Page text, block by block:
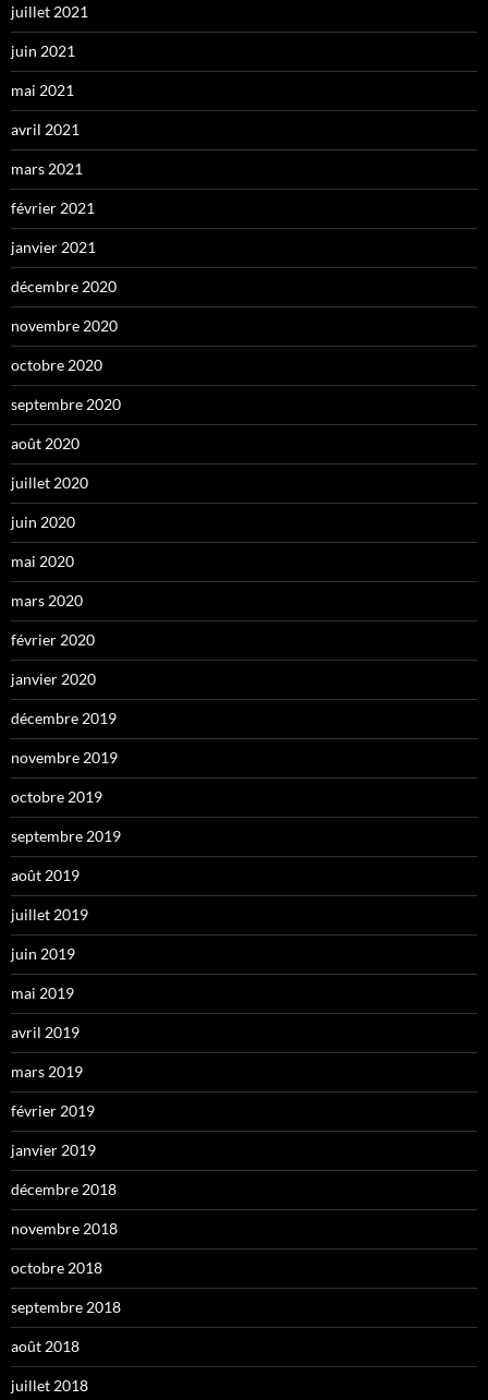
juillet 2021
juin 2021
mai 2021
avril 2021
mars 2021
février 2021
janvier 2021
décembre 2020
novembre 2020
octobre 2020
septembre 2020
août 2020
juillet 2020
juin 2020
mai 2020
mars 2020
février 2020
janvier 2020
décembre 2019
novembre 2019
octobre 2019
septembre 2019
août 2019
juillet 2019
juin 2019
mai 2019
avril 2019
mars 2019
février 2019
janvier 2019
décembre 2018
novembre 2018
octobre 2018
septembre 2018
août 2018
juillet 2018